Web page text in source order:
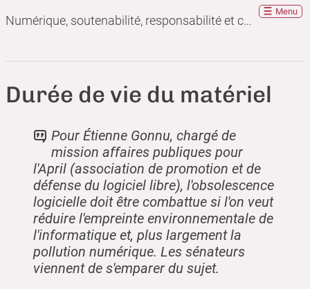
Numérique, soutenabilité, responsabilité et convivialité : que peuvent apporter les communs ?
Menu
Durée de vie du matériel
Pour Étienne Gonnu, chargé de
mission affaires publiques pour
l'April (association de promotion et de
défense du logiciel libre), l'obsolescence
logicielle doit être combattue si l'on veut
réduire l'empreinte environnementale de
l'informatique et, plus largement la
pollution numérique. Les sénateurs
viennent de s'emparer du sujet.